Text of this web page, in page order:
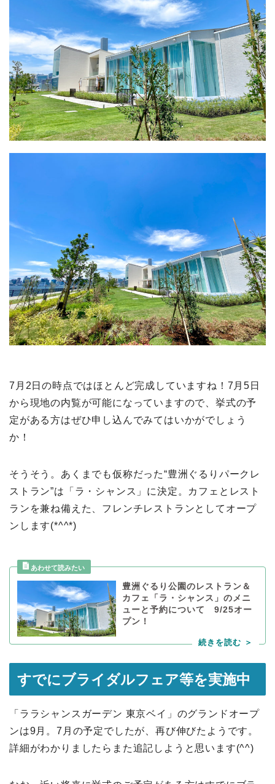
7月2日の時点ではほとんど完成していますね！7月5日
から現地の内覧が可能になっていますので、挙式の予
定がある方はぜひ申し込んでみてはいかがでしょう
か！
そうそう。あくまでも仮称だった“豊洲ぐるりパークレ
ストラン”は「ラ・シャンス」に決定。カフェとレスト
ランを兼ね備えた、フレンチレストランとしてオープ
ンします(*^^*)
豊洲ぐるり公園のレストラン＆
カフェ「ラ・シャンス」のメニ
ューと予約について 9/25オー
プン！
すでにブライダルフェア等を実施中
「ララシャンスガーデン 東京ベイ」のグランドオープ
ンは9月。7月の予定でしたが、再び伸びたようです。
詳細がわかりましたらまた追記しようと思います(^^)